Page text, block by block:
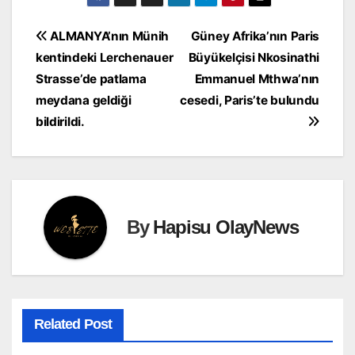
Yazı
gezinmesi
Güney Afrika’nın Paris
Büyükelçisi Nkosinathi
Emmanuel Mthwa’nın
cesedi, Paris’te bulundu
ALMANYA’nın Münih
kentindeki Lerchenauer
Strasse’de patlama
meydana geldiği
bildirildi.
ByHapisu OlayNews
Related Post